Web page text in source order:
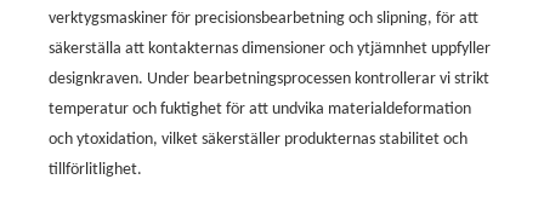
verktygsmaskiner för precisionsbearbetning och slipning, för att
säkerställa att kontakternas dimensioner och ytjämnhet uppfyller
designkraven. Under bearbetningsprocessen kontrollerar vi strikt
temperatur och fuktighet för att undvika materialdeformation
och ytoxidation, vilket säkerställer produkternas stabilitet och
tillförlitlighet.